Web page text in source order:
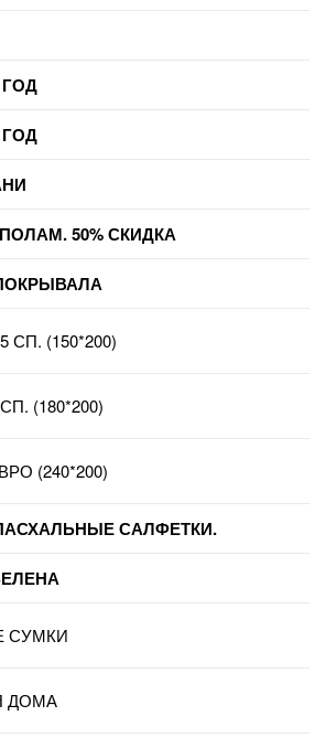
ГОД
ГОД
50% СКИДКА
(150*200)
(180*200)
(240*200)
САЛФЕТКИ.
СУМКИ
ДОМА